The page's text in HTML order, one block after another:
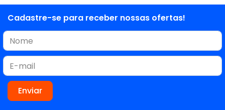
Cadastre-se para receber nossas ofertas!